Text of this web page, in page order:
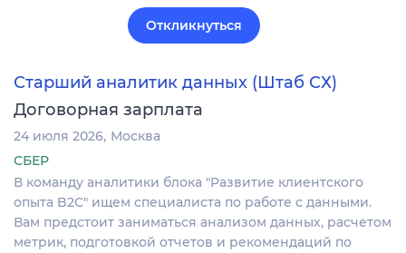
Откликнуться
Старший аналитик данных (Штаб СХ)
Договорная зарплата
24 июля 2026 Москва
СБЕР
В команду аналитики блока "Развитие клиентского
опыта B2C" ищем специалиста по работе с данными.
Вам предстоит заниматься анализом данных, расчетом
метрик, подготовкой отчетов и рекомендаций по